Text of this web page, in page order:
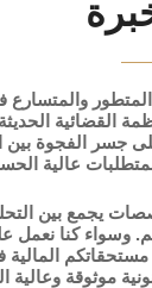
والمتسارع
القضائية
جسر الفجوة بين
عالية
يجمع بين
وسواء كنا نعمل
مستحقاتكم
موثوقة وعالية